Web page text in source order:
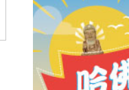
圖說：從團體遊戲中培